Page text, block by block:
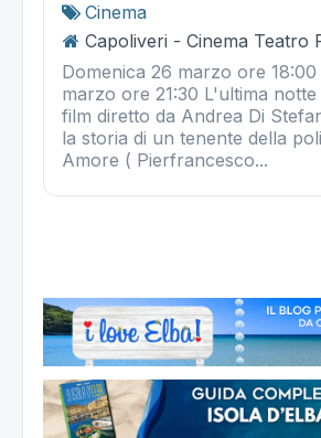
Cinema
Capoliveri - Cinema Teatro
Domenica 26 marzo ore
marzo ore 21:30 L'ultima
film diretto da Andrea Di
la storia di un tenente della
Amore ( Pierfrancesco...